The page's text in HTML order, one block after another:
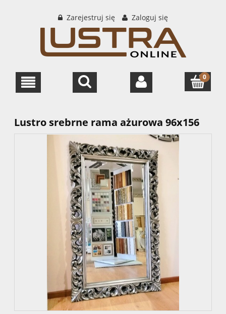
Zarejestruj się Zaloguj się
Lustro srebrne rama ażurowa 96x156